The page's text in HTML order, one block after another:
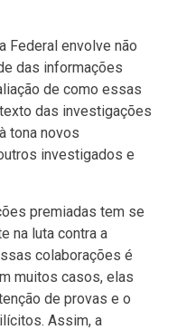
Federal envolve não
das informações
de como essas
das investigações
tona novos
investigados e
premiadas tem se
na luta contra a
colaborações é
muitos casos, elas
de provas e o
Assim, a